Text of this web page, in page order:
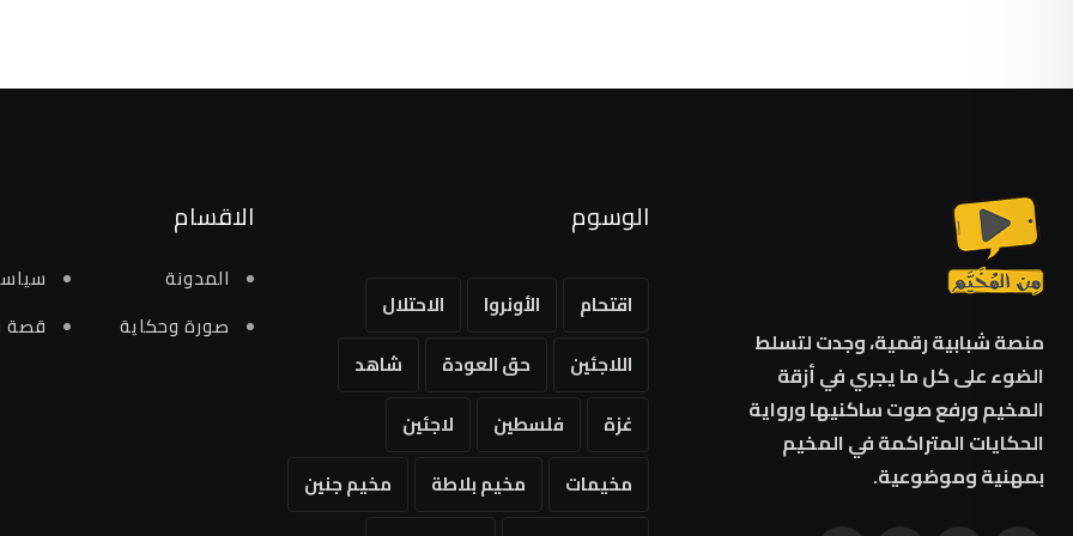
منصة شبابية رقمية، وجدت لتسلط
الضوء على كل ما يجري في أزقة
المخيم ورفع صوت ساكنيها ورواية
الحكايات المتراكمة في المخيم
بمهنية وموضوعية.
الوسوم
اقتحام الأونروا
الاحتلال
اللاجئين
حق العودة
شاهد
غزة
فلسطين
لاجئين
مخيمات
مخيم بلاطة
مخيم جنين
الاقسام
المدونة
صورة وحكاية
قصة